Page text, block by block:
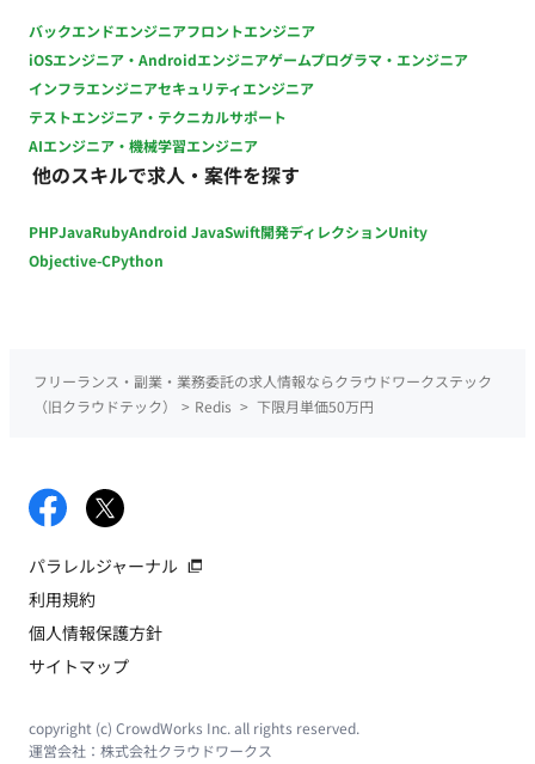
バックエンドエンジニアフロントエンジニア
iOSエンジニア・Androidエンジニアゲームプログラマ・エンジニア
インフラエンジニアセキュリティエンジニア
テストエンジニア・テクニカルサポート
AIエンジニア・機械学習エンジニア
他のスキルで求人・案件を探す
PHPJavaRubyAndroid JavaSwift開発ディレクションUnity
Objective-CPython
フリーランス・副業・業務委託の求人情報ならクラウドワークステック
（旧クラウドテック）
> Redis > 下限月単価50万円
パラレルジャーナル
利用規約
個人情報保護方針
サイトマップ
copyright (c) CrowdWorks Inc. all rights reserved.
運営会社： 株式会社クラウドワークス